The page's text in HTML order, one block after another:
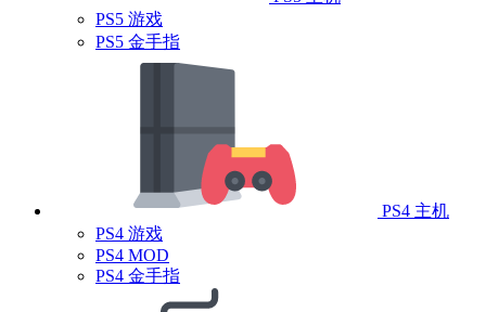
PS5 游戏
PS5 金手指
PS4 主机
PS4 游戏
PS4 MOD
PS4 金手指